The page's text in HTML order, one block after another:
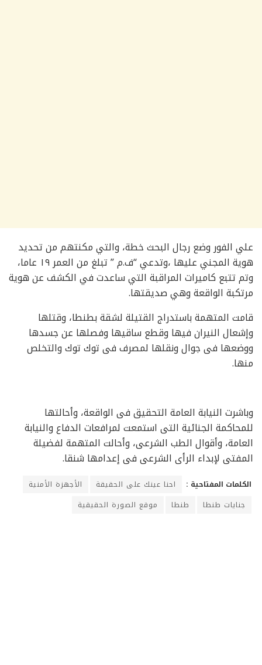
علي الفور وضع رجال البحث خطة، والتي مكنتهم من تحديد
هوية المجني عليها ،وتدعي “ف.م ” تبلغ من العمر ١٩ عاما،
وتم تتبع كاميرات المراقبة التي ساعدت في الكشف عن هوية
مرتكبة الواقعة وهي صديقتها.
قامت المتهمة باستدراج القتيلة لشقة بطنطا، وقتلها
وإشعال النيران فيها وقطع ساقيها وفصلها عن جسدها
ووضعها فى جوال ونقلها لمصرف فى توك توك والتخلص
منها.
وباشرت النيابة العامة التحقيق فى الواقعة، وأحالتها
للمحاكمة الجنائية التى استمعت لمرافعات الدفاع والنيابة
العامة، وأقوال الطب الشرعى، وأحالت المتهمة لفضيلة
المفتى لإبداء الرأى الشرعى فى إعدامها شنقا.
الكلمات المفتاحية : احنا عينك على الحقيقة
الأجهزة الأمنية
جنايات طنطا
طنطا موقع الصورة الحقيقية